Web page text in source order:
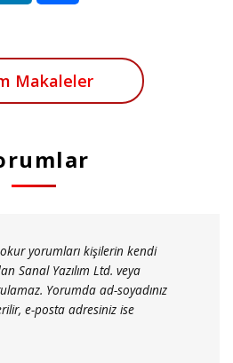
Makaleler
yorumları kişilerin kendi
Sanal Yazılım Ltd. veya
Yorumda ad-soyadınız
e-posta adresiniz ise